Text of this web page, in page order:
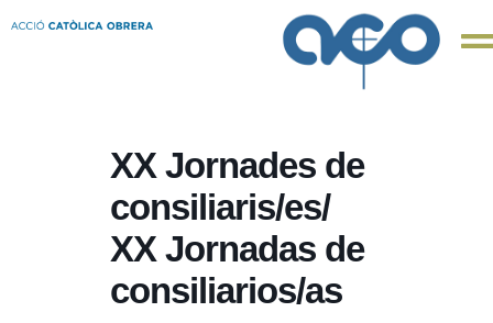
XX Jornades de
consiliaris/es/
XX Jornadas de
consiliarios/as